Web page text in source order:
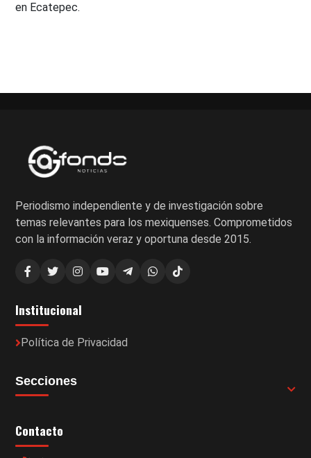
en Ecatepec.
Periodismo independiente y de investigación sobre
temas relevantes para los mexiquenses. Comprometidos
con la información veraz y oportuna desde 2015.
Institucional
Política de Privacidad
Secciones
Contacto